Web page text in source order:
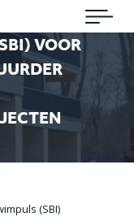
Menu
VOOR
(SBI)